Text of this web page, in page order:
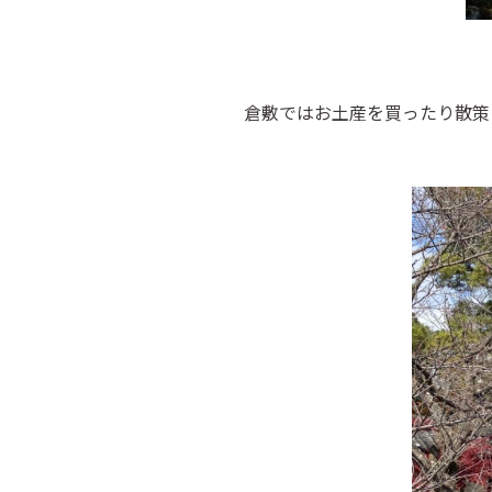
倉敷ではお土産を買ったり散